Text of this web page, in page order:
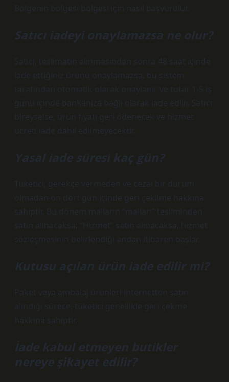
Bölgenin bölgesi bölgesi için nasıl başvurulur.
Satıcı iadeyi onaylamazsa ne olur?
Satıcı, teslimatın alınmasından sonra 48 saat içinde
iade ettiğiniz ürünü onaylamazsa, bu sistem
tarafından otomatik olarak onaylanır ve tutar 1-5 iş
günü içinde bankanıza bağlı olarak iade edilir. Satıcı
bireyselse, ürün fiyatı geri ödenecek ve hizmet
ücreti iade dahil edilmeyecektir.
Yasal iade süresi kaç gün?
Tüketici, gerekçe vermeden ve cezai bir durum
olmadan on dört gün içinde geri çekilme hakkına
sahiptir. Bu dönem malların “malları” tesliminden
satın alınacaksa; “Hizmet” satın alınacaksa, hizmet
sözleşmesinin belirlendiği andan itibaren başlar.
Kutusu açılan ürün iade edilir mi?
Paket veya ambalaj ürünleri internetten satın
alındığı sürece, tüketici genellikle geri çekme
hakkına sahiptir.
İade kabul etmeyen butikler
nereye şikayet edilir?